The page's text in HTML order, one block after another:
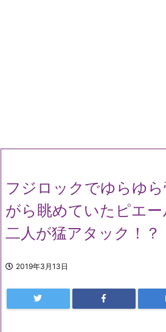
フジロックでゆらゆ
がら眺めていたピエ
二人が猛アタック！？
2019年3月13日